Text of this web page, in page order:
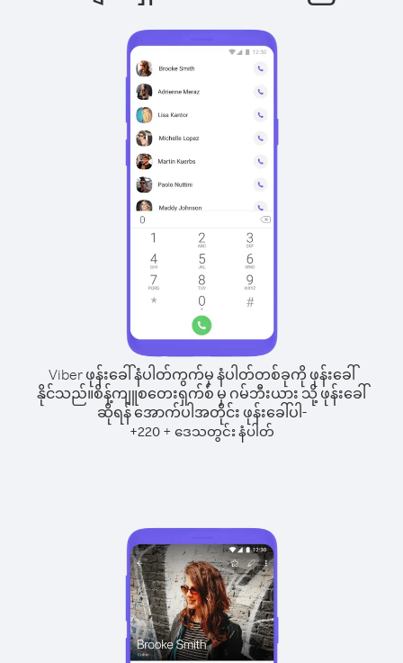
Viber ဖုန်းခေါ်နံပါတ်ကွက်မှ နံပါတ်တစ်ခုကို ဖုန်းခေါ်
နိုင်သည်။စိန့်ကျူစတေးရှက်စ် မှ ဂမ်ဘီးယား သို့ ဖုန်းခေါ်
ဆိုရန် အောက်ပါအတိုင်း ဖုန်းခေါ်ပါ-
+220+ ဒေသတွင်း နံပါတ်